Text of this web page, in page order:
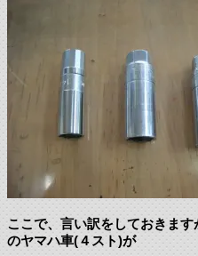
ここで、言い訳をしておきま
のヤマハ車(４スト)が